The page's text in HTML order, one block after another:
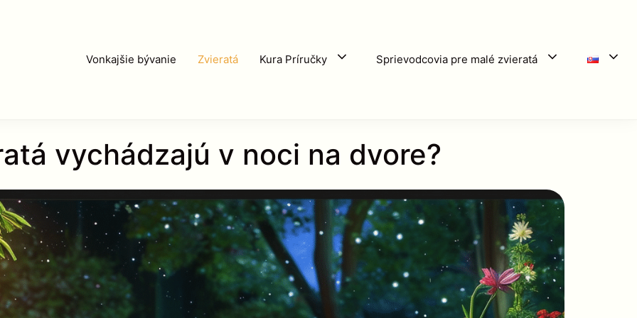
Vonkajšie bývanie Zvieratá Kura Príručky Sprievodcovia pre malé zvieratá
vychádzajú v noci na dvore?